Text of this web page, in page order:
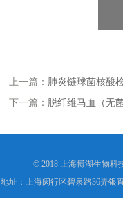
上一篇： 肺炎链球菌核酸
下一篇： 脱纤维马血（无
© 2018 上海博湖生物科
地址：上海闵行区碧泉路36弄银